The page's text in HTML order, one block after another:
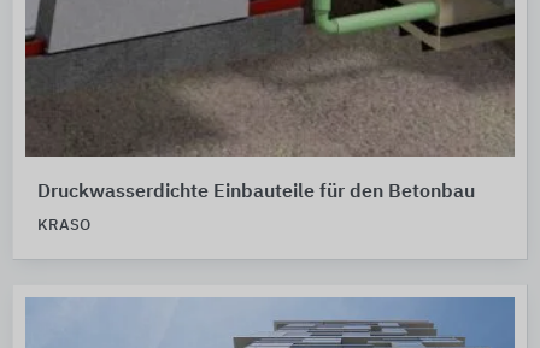
Druckwasserdichte Einbauteile für den Betonbau
KRASO